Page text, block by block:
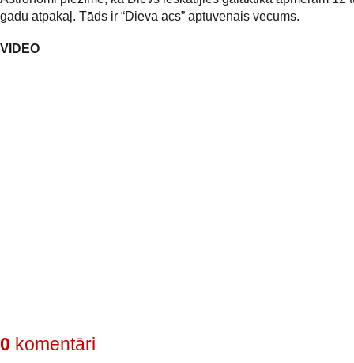
gadu atpakaļ. Tāds ir “Dieva acs” aptuvenais vecums.
VIDEO
0 komentāri